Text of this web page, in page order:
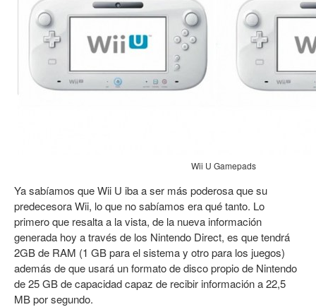
Wii U Gamepads
Ya sabíamos que Wii U iba a ser más poderosa que su
predecesora Wii, lo que no sabíamos era qué tanto. Lo
primero que resalta a la vista, de la nueva información
generada hoy a través de los Nintendo Direct, es que tendrá
2GB de RAM (1 GB para el sistema y otro para los juegos)
además de que usará un formato de disco propio de Nintendo
de 25 GB de capacidad capaz de recibir información a 22,5
MB por segundo.